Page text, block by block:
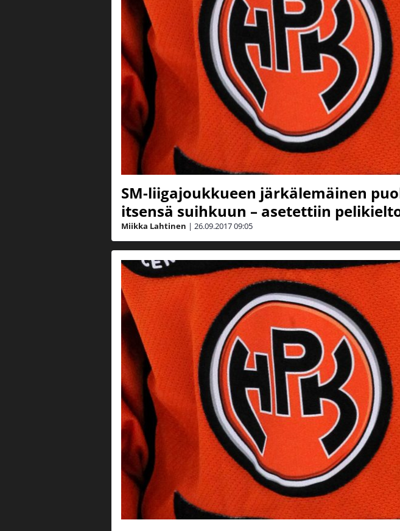
SM-liigajoukkueen järkälemäinen
itsensä suihkuun – asetettiin
Miikka Lahtinen | 26.09.201709:05